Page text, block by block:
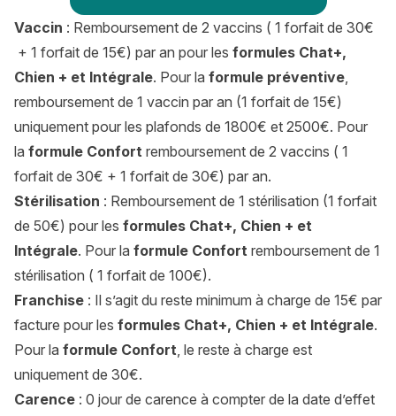
Vaccin : Remboursement de 2 vaccins ( 1 forfait de 30€
+ 1 forfait de 15€) par an pour les formules Chat+,
Chien + et Intégrale. Pour la formule préventive,
remboursement de 1 vaccin par an (1 forfait de 15€)
uniquement pour les plafonds de 1800€ et 2500€. Pour
la formule Confort remboursement de 2 vaccins ( 1
forfait de 30€ + 1 forfait de 30€) par an.
Stérilisation : Remboursement de 1 stérilisation (1 forfait
de 50€) pour les formules Chat+, Chien + et
Intégrale. Pour la formule Confort remboursement de 1
stérilisation ( 1 forfait de 100€).
Franchise : Il s’agit du reste minimum à charge de 15€ par
facture pour les formules Chat+, Chien + et Intégrale.
Pour la formule Confort, le reste à charge est
uniquement de 30€.
Carence : 0 jour de carence à compter de la date d’effet